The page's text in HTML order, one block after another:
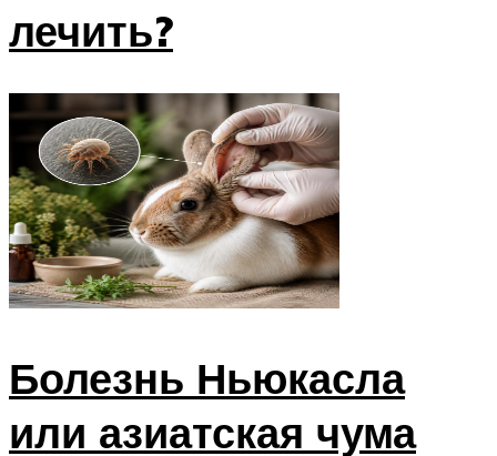
лечить?
Болезнь Ньюкасла
или азиатская чума